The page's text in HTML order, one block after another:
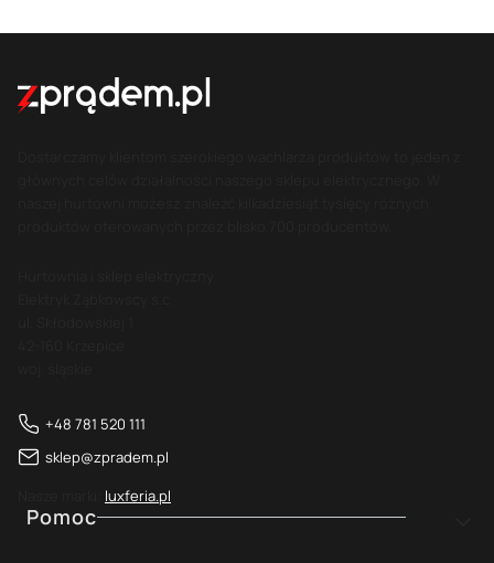
+48 781 520 111
sklep@zpradem.pl
luxferia.pl
Linki w stopce
Pomoc